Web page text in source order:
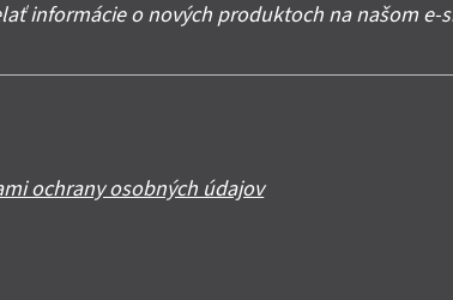
informácie o nových produktoch na našom e-
ochrany osobných údajov